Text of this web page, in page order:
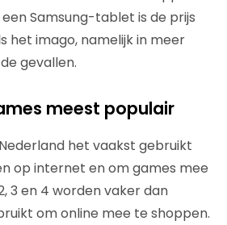
Samsung-tablet is de prijs
het imago, namelijk in meer
gevallen.
meest populair
het vaakst gebruikt
op internet en om games mee
3 en 4 worden vaker dan
om online mee te shoppen.